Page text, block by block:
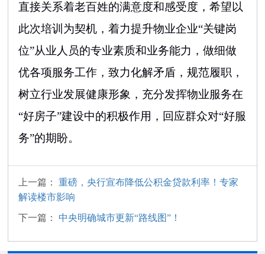
直接关系着老百姓的满意度和感受度，希望以
此次培训为契机，着力提升物业企业“关键岗
位”从业人员的专业素质和业务能力，做细做
优各项服务工作，致力化解矛盾，规范履职，
树立行业发展健康形象，充分发挥物业服务在
“好房子”建设中的积极作用，回应群众对“好服
务”的期盼。
上一篇： 重磅，央行宣布降低公积金贷款利率！专家
解读楼市影响
下一篇： 中央明确城市更新“路线图”！